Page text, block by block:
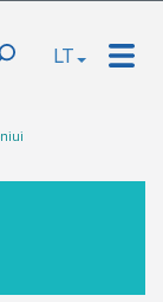
LT